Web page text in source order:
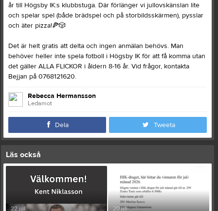
år till Högsby IK:s klubbstuga. Där förlänger vi jullovskänslan lite
och spelar spel (både brädspel och på storbildsskärmen), pysslar
och äter pizza!🍕🎲
Det är helt gratis att delta och ingen anmälan behövs. Man
behöver heller inte spela fotboll i Högsby IK för att få komma utan
det gäller ALLA FLICKOR i åldern 8-16 år. Vid frågor, kontakta
Bejjan på 0768121620.
Rebecca Hermansson
Ledamot
Dela Tweeta
Läs också
22 jul 20 jul